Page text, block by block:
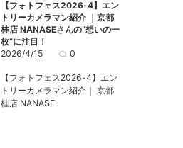
【フォトフェス2026-4】エン
トリーカメラマン紹介 ｜京都
桂店 NANASEさんの“想いの一
枚”に注目！
2026/4/15
0
【フォトフェス2026-4】エン
トリーカメラマン紹介｜ 京都
桂店 NANASE